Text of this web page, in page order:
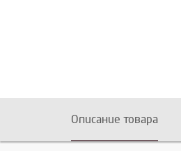
Описание товара